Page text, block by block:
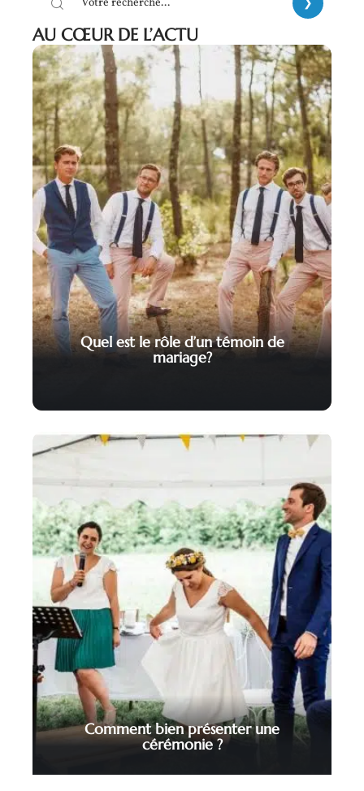
AU CŒUR DE L’ACTU
Quel est le rôle d’un témoin de
mariage?
Comment bien présenter une
cérémonie ?